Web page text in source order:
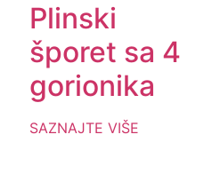
Plinski
šporet sa 4
gorionika
SAZNAJTE VIŠE